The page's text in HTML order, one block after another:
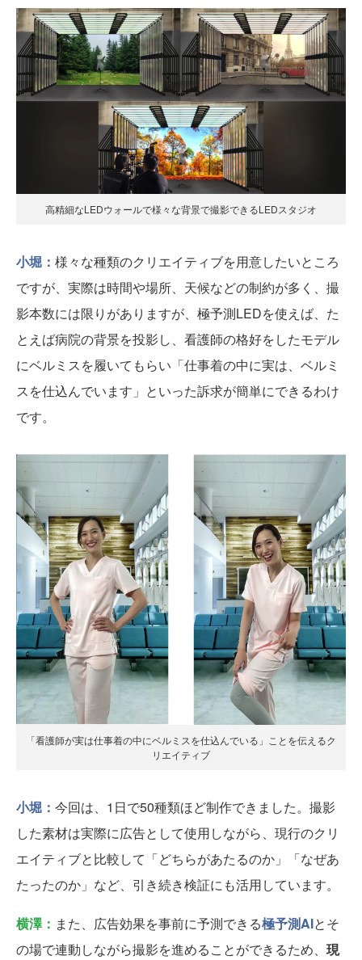
高精細なLEDウォールで様々な背景で撮影できるLEDスタジオ
小堀： 様々な種類のクリエイティブを用意したいところ
ですが、実際は時間や場所、天候などの制約が多く、撮
影本数には限りがありますが、極予測LEDを使えば、た
とえば病院の背景を投影し、看護師の格好をしたモデル
にベルミスを履いてもらい「仕事着の中に実は、ベルミ
スを仕込んでいます」といった訴求が簡単にできるわけ
です。
「看護師が実は仕事着の中にベルミスを仕込んでいる」ことを伝えるク
リエイティブ
小堀： 今回は、1日で50種類ほど制作できました。撮影
した素材は実際に広告として使用しながら、現行のクリ
エイティブと比較して「どちらがあたるのか」「なぜあ
たったのか」など、引き続き検証にも活用しています。
横澤： また、広告効果を事前に予測できる極予測AIとそ
の場で連動しながら撮影を進めることができるため、 現